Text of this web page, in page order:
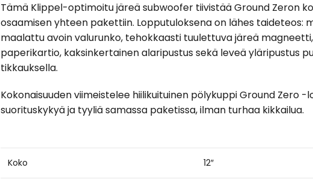
Tämä Klippel-optimoitu järeä subwoofer tiivistää Ground Zeron
osaamisen yhteen pakettiin. Lopputuloksena on lähes taideteos:
maalattu avoin valurunko, tehokkaasti tuulettuva järeä
paperikartio, kaksinkertainen alaripustus sekä leveä yläripustus
tikkauksella.
Kokonaisuuden viimeistelee hiilikuituinen pölykuppi Ground Zero -
suorituskykyä ja tyyliä samassa paketissa, ilman turhaa kikkailua.
Koko 12″